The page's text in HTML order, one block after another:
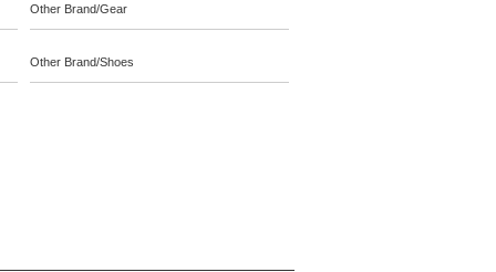
Other Brand/Gear
Other Brand/Shoes